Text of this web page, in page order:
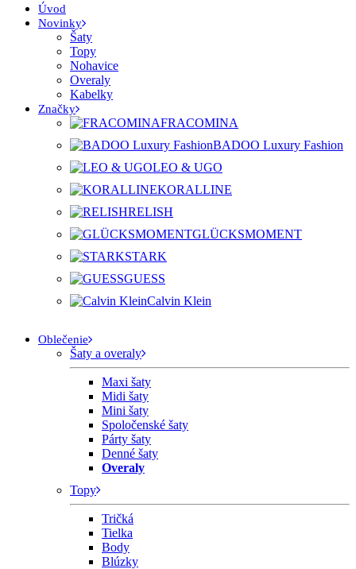
Úvod
Novinky
Šaty
Topy
Nohavice
Overaly
Kabelky
Značky
FRACOMINA
BADOO Luxury Fashion
LEO & UGO
KORALLINE
RELISH
GLÜCKSMOMENT
STARK
GUESS
Calvin Klein
Oblečenie
Šaty a overaly
Maxi šaty
Midi šaty
Mini šaty
Spoločenské šaty
Párty šaty
Denné šaty
Overaly
Topy
Tričká
Tielka
Body
Blúzky